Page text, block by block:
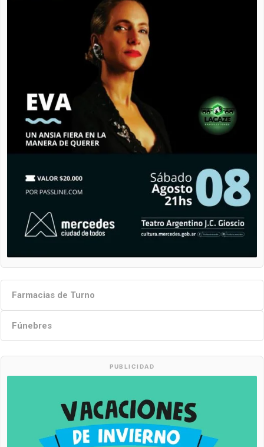
Farmacias de Turno
Fúnebres
PUBLICIDAD